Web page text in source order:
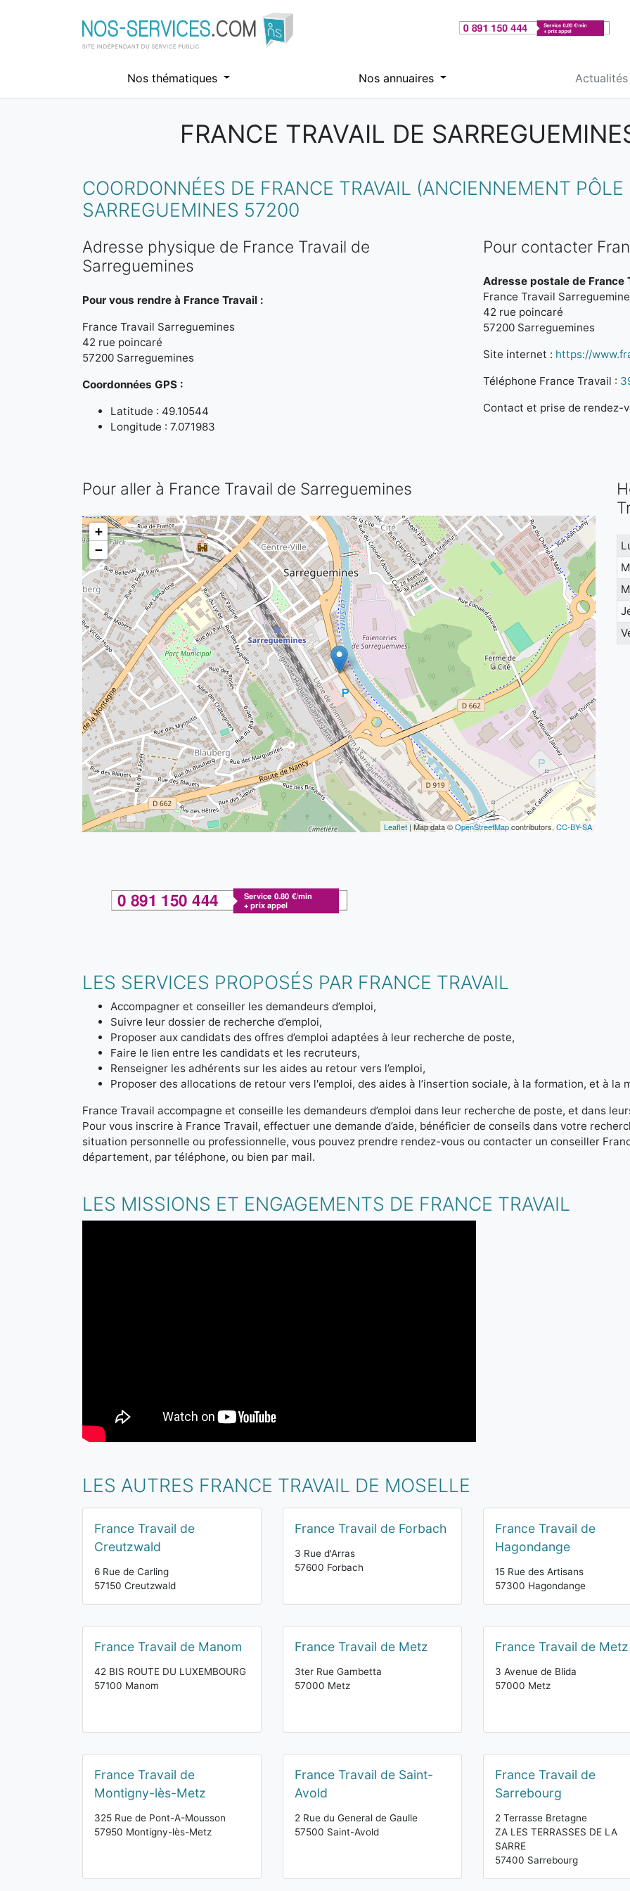
Nos thématiques Nos annuaires Actualités
FRANCE TRAVAIL DE
COORDONNÉES DE FRANCE TRAVAIL (ANCIENNEMENT
SARREGUEMINES 57200
Adresse physique de France Travail de
Sarreguemines
Pour vous rendre à France Travail :
France Travail Sarreguemines
42 rue poincaré
57200 Sarreguemines
Coordonnées GPS :
Latitude : 49.10544
Longitude : 7.071983
Pour contacter
Adresse postale de France
France Travail
42 rue poincaré
57200 Sarreguemines
Site internet : https://
Téléphone France Travail :
Contact et prise de rendez-
Pour aller à France Travail de Sarreguemines
+
−
Leaflet | Map data ©OpenStreetMapcontributors,CC-BY-SA
LES SERVICES PROPOSÉS PAR FRANCE TRAVAIL
Accompagner et conseiller les demandeurs d’emploi,
Suivre leur dossier de recherche d’emploi,
Proposer aux candidats des offres d’emploi adaptées à leur recherche de poste,
Faire le lien entre les candidats et les recruteurs,
Renseigner les adhérents sur les aides au retour vers l’emploi,
Proposer des allocations de retour vers l'emploi, des aides à l’insertion sociale, à la formation, et à la
France Travail accompagne et conseille les demandeurs d’emploi dans leur recherche de poste, et dans
Pour vous inscrire à France Travail, effectuer une demande d’aide, bénéficier de conseils dans votre
situation personnelle ou professionnelle, vous pouvez prendre rendez-vous ou contacter un conseiller
département, par téléphone, ou bien par mail.
LES MISSIONS ET ENGAGEMENTS DE FRANCE TRAVAIL
LES AUTRES FRANCE TRAVAIL DE MOSELLE
France Travail de
Creutzwald
6 Rue de Carling
57150 Creutzwald
France Travail de Forbach
3 Rue d'Arras
57600 Forbach
France Travail de
Hagondange
15 Rue des Artisans
57300 Hagondange
France Travail de Manom
42 BIS ROUTE DU LUXEMBOURG
57100 Manom
France Travail de Metz
3ter Rue Gambetta
57000 Metz
France Travail de Metz
3 Avenue de Blida
57000 Metz
France Travail de
Montigny-lès-Metz
325 Rue de Pont-A-Mousson
57950 Montigny-lès-Metz
France Travail de Saint-
Avold
2 Rue du General de Gaulle
57500 Saint-Avold
France Travail de
Sarrebourg
2 Terrasse Bretagne
ZA LES TERRASSES DE LA
SARRE
57400 Sarrebourg